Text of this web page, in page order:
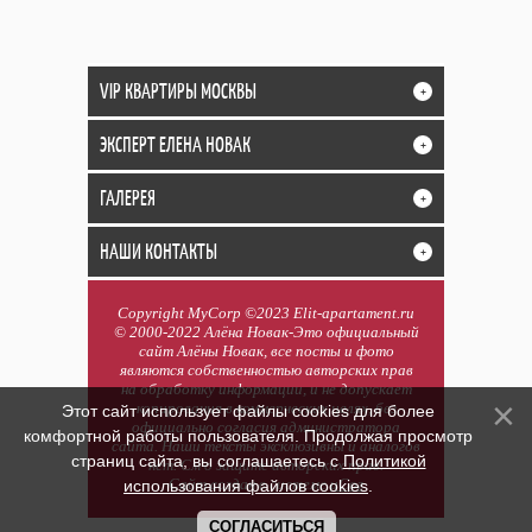
VIP КВАРТИРЫ МОСКВЫ +
ЭКСПЕРТ ЕЛЕНА НОВАК +
ГАЛЕРЕЯ +
НАШИ КОНТАКТЫ +
Copyright MyCorp ©2023 Elit-apartament.ru
© 2000-2022 Алёна Новак-Это официальный
сайт Алёны Новак, все посты и фото
являются собственностью авторских прав
на обработку информации, и не допускает
копирования в коммерческих целях, без
официально согласия администратора
сайта. Наши тексты эксклюзивны и аналогов
нет. См о защите авторских прав.
Сайт создан в системеuCoz
Этот сайт использует файлы cookies для более
комфортной работы пользователя. Продолжая просмотр
страниц сайта, вы соглашаетесь сПолитикой
использования файлов cookies
СОГЛАСИТЬСЯ